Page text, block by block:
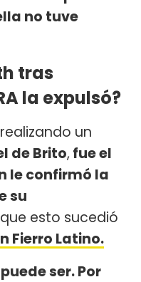
no tuve
tras
la expulsó?
un
de Brito, fue el
le confirmó la
su
esto sucedió
Fierro Latino.
ser. Por